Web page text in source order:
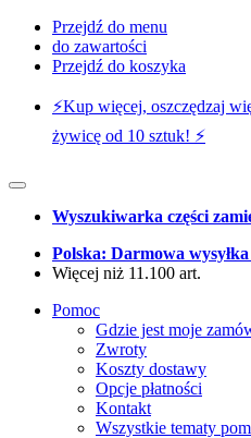
Przejdź do menu
do zawartości
Przejdź do koszyka
⚡️Kup więcej, oszczędzaj
żywicę od 10 sztuk! ⚡️
Wyszukiwarka części
Polska: Darmowa
Więcej niż 11.100 art.
Pomoc
Gdzie jest moje
Zwroty
Koszty dostawy
Opcje płatności
Kontakt
Wszystkie tematy